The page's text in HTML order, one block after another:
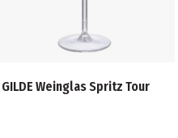
GILDE Weinglas Spritz Tour